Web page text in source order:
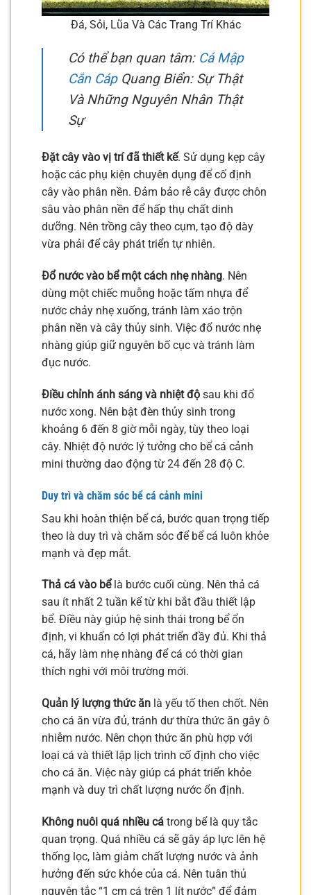
Đá, Sỏi, Lũa Và Các Trang Trí Khác
Có thể bạn quan tâm: Cá Mập
Cắn CápQuang Biển: Sự Thật
Và Những Nguyên Nhân Thật
Sự
Đặt cây vào vị trí đã thiết kế. Sử dụng kẹp cây
hoặc các phụ kiện chuyên dụng để cố định
cây vào phân nền. Đảm bảo rễ cây được chôn
sâu vào phân nền để hấp thụ chất dinh
dưỡng. Nên trồng cây theo cụm, tạo độ dày
vừa phải để cây phát triển tự nhiên.
Đổ nước vào bể một cách nhẹ nhàng. Nên
dùng một chiếc muỗng hoặc tấm nhựa để
nước chảy nhẹ xuống, tránh làm xáo trộn
phân nền và cây thủy sinh. Việc đổ nước nhẹ
nhàng giúp giữ nguyên bố cục và tránh làm
đục nước.
Điều chỉnh ánh sáng và nhiệt độ sau khi đổ
nước xong. Nên bật đèn thủy sinh trong
khoảng 6 đến 8 giờ mỗi ngày, tùy theo loại
cây. Nhiệt độ nước lý tưởng cho bể cá cảnh
mini thường dao động từ 24 đến 28 độ C.
Duy trì và chăm sóc bể cá cảnh mini
Sau khi hoàn thiện bể cá, bước quan trọng tiếp
theo là duy trì và chăm sóc để bể cá luôn khỏe
mạnh và đẹp mắt.
Thả cá vào bểlà bước cuối cùng. Nên thả cá
sau ít nhất 2 tuần kể từ khi bắt đầu thiết lập
bể. Điều này giúp hệ sinh thái trong bể ổn
định, vi khuẩn có lợi phát triển đầy đủ. Khi thả
cá, hãy làm nhẹ nhàng để cá có thời gian
thích nghi với môi trường mới.
Quản lý lượng thức ăn là yếu tố then chốt. Nên
cho cá ăn vừa đủ, tránh dư thừa thức ăn gây ô
nhiễm nước. Nên chọn thức ăn phù hợp với
loại cá và thiết lập lịch trình cố định cho việc
cho cá ăn. Việc này giúp cá phát triển khỏe
mạnh và duy trì chất lượng nước ổn định.
Không nuôi quá nhiều cá trong bể là quy tắc
quan trọng. Quá nhiều cá sẽ gây áp lực lên hệ
thống lọc, làm giảm chất lượng nước và ảnh
hưởng đến sức khỏe của cá. Nên tuân thủ
nguyên tắc “1 cm cá trên 1 lít nước” để đảm